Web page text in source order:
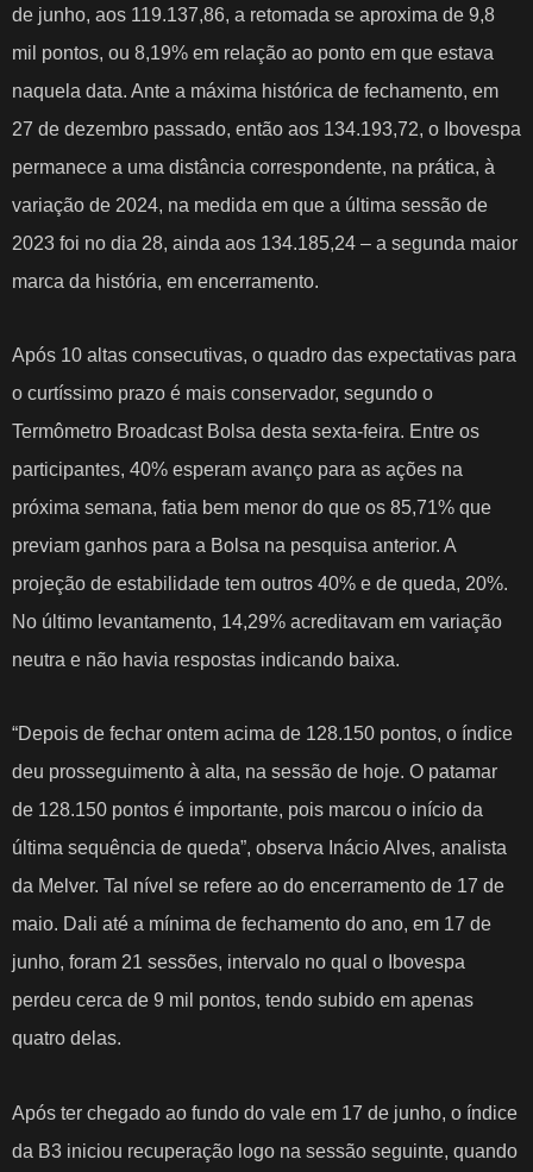
de junho, aos 119.137,86, a retomada se aproxima de 9,8
mil pontos, ou 8,19% em relação ao ponto em que estava
naquela data. Ante a máxima histórica de fechamento, em
27 de dezembro passado, então aos 134.193,72, o Ibovespa
permanece a uma distância correspondente, na prática, à
variação de 2024, na medida em que a última sessão de
2023 foi no dia 28, ainda aos 134.185,24 – a segunda maior
marca da história, em encerramento.
Após 10 altas consecutivas, o quadro das expectativas para
o curtíssimo prazo é mais conservador, segundo o
Termômetro Broadcast Bolsa desta sexta-feira. Entre os
participantes, 40% esperam avanço para as ações na
próxima semana, fatia bem menor do que os 85,71% que
previam ganhos para a Bolsa na pesquisa anterior. A
projeção de estabilidade tem outros 40% e de queda, 20%.
No último levantamento, 14,29% acreditavam em variação
neutra e não havia respostas indicando baixa.
“Depois de fechar ontem acima de 128.150 pontos, o índice
deu prosseguimento à alta, na sessão de hoje. O patamar
de 128.150 pontos é importante, pois marcou o início da
última sequência de queda”, observa Inácio Alves, analista
da Melver. Tal nível se refere ao do encerramento de 17 de
maio. Dali até a mínima de fechamento do ano, em 17 de
junho, foram 21 sessões, intervalo no qual o Ibovespa
perdeu cerca de 9 mil pontos, tendo subido em apenas
quatro delas.
Após ter chegado ao fundo do vale em 17 de junho, o índice
da B3 iniciou recuperação logo na sessão seguinte, quando